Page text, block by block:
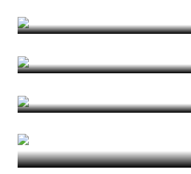
Il contagio
Facing
Burocrati e marinai
La Cina è